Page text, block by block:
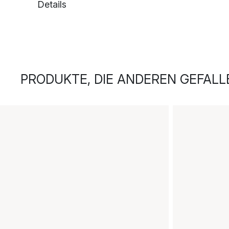
Details
PRODUKTE, DIE ANDEREN